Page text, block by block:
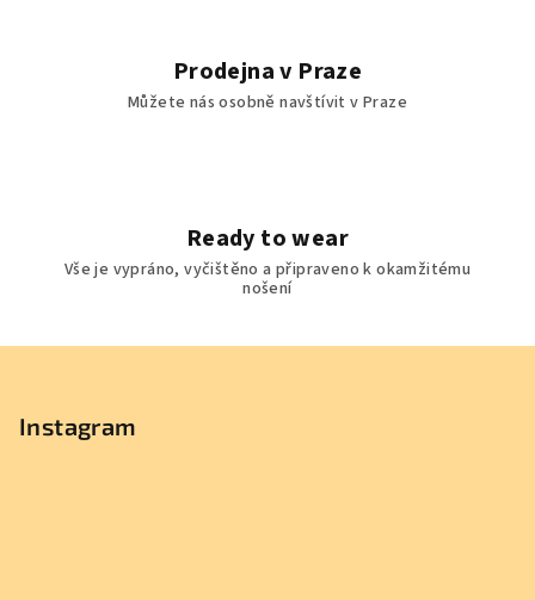
Prodejna v Praze
Můžete nás osobně navštívit v Praze
Ready to wear
Vše je vypráno, vyčištěno a připraveno k okamžitému
nošení
Instagram